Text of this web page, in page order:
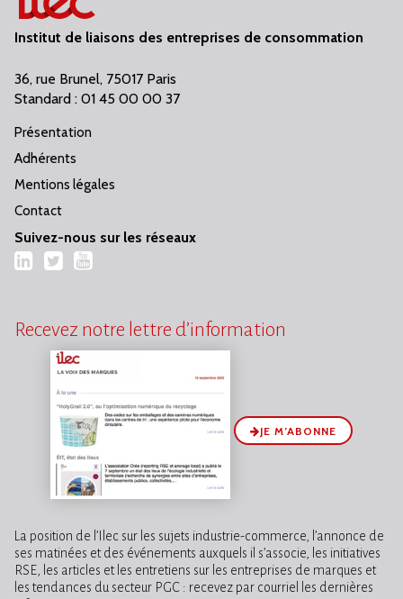
Institut de liaisons des entreprises de consommation
36, rue Brunel, 75017 Paris
Standard : 01 45 00 00 37
Présentation
Adhérents
Mentions légales
Contact
Suivez-nous sur les réseaux
LinkedIn
TwitterYouTube
Recevez notre lettre d’information
JE M’ABONNE
La position de l’Ilec sur les sujets industrie-commerce, l’annonce de
ses matinées et des événements auxquels il s’associe, les initiatives
RSE, les articles et les entretiens sur les entreprises de marques et
les tendances du secteur PGC : recevez par courriel les dernières